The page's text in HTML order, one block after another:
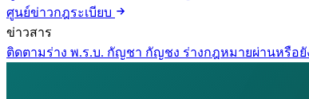
ศูนย์ข่าวกฎระเบียบ
ข่าวสาร
ติดตามร่าง พ.ร.บ. กัญชา กัญชง ร่างกฎหมายผ่านหรือยั